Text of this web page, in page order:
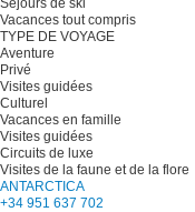
Séjours de ski
Vacances tout compris
TYPE DE VOYAGE
Aventure
Privé
Visites guidées
Culturel
Vacances en famille
Visites guidées
Circuits de luxe
Visites de la faune et de la flore
ANTARCTICA
+34 951 637 702